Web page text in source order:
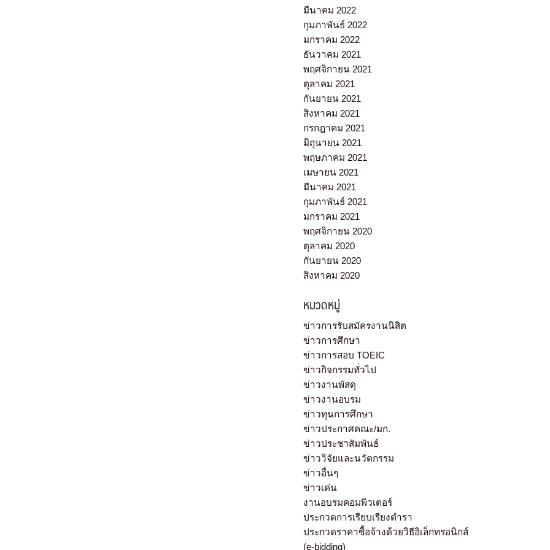
มีนาคม 2022
กุมภาพันธ์ 2022
มกราคม 2022
ธันวาคม 2021
พฤศจิกายน 2021
ตุลาคม 2021
กันยายน 2021
สิงหาคม 2021
กรกฎาคม 2021
มิถุนายน 2021
พฤษภาคม 2021
เมษายน 2021
มีนาคม 2021
กุมภาพันธ์ 2021
มกราคม 2021
พฤศจิกายน 2020
ตุลาคม 2020
กันยายน 2020
สิงหาคม 2020
หมวดหมู่
ข่าวการรับสมัครงานนิสิต
ข่าวการศึกษา
ข่าวการสอบ TOEIC
ข่าวกิจกรรมทั่วไป
ข่าวงานพัสดุ
ข่าวงานอบรม
ข่าวทุนการศึกษา
ข่าวประกาศคณะ/มก.
ข่าวประชาสัมพันธ์
ข่าววิจัยและนวัตกรรม
ข่าวอื่นๆ
ข่าวเด่น
งานอบรมคอมพิวเตอร์
ประกวดการเรียบเรียงตำรา
ประกวดราคาซื้อจ้างด้วยวิธีอิเล็กทรอนิกส์
(e-bidding)